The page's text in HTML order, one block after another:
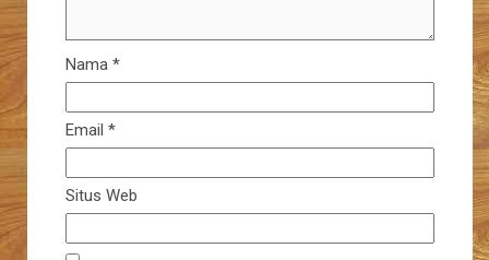
Nama *
Email *
Situs Web